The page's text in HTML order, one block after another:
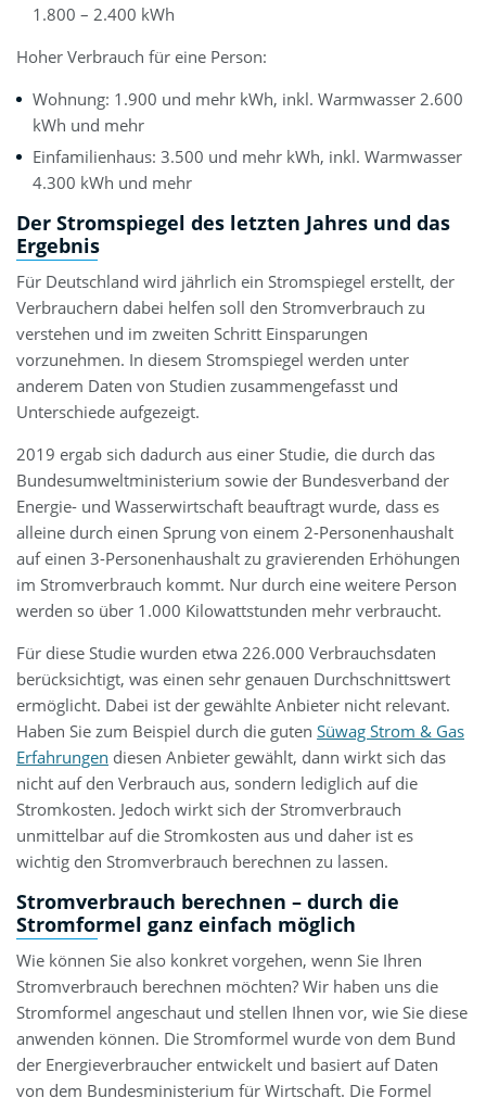
1.800 – 2.400 kWh
Hoher Verbrauch für eine Person:
Wohnung: 1.900 und mehr kWh, inkl. Warmwasser 2.600
kWh und mehr
Einfamilienhaus: 3.500 und mehr kWh, inkl. Warmwasser
4.300 kWh und mehr
Der Stromspiegel des letzten Jahres und das
Ergebnis
Für Deutschland wird jährlich ein Stromspiegel erstellt, der
Verbrauchern dabei helfen soll den Stromverbrauch zu
verstehen und im zweiten Schritt Einsparungen
vorzunehmen. In diesem Stromspiegel werden unter
anderem Daten von Studien zusammengefasst und
Unterschiede aufgezeigt.
2019 ergab sich dadurch aus einer Studie, die durch das
Bundesumweltministerium sowie der Bundesverband der
Energie- und Wasserwirtschaft beauftragt wurde, dass es
alleine durch einen Sprung von einem 2-Personenhaushalt
auf einen 3-Personenhaushalt zu gravierenden Erhöhungen
im Stromverbrauch kommt. Nur durch eine weitere Person
werden so über 1.000 Kilowattstunden mehr verbraucht.
Für diese Studie wurden etwa 226.000 Verbrauchsdaten
berücksichtigt, was einen sehr genauen Durchschnittswert
ermöglicht. Dabei ist der gewählte Anbieter nicht relevant.
Haben Sie zum Beispiel durch die guten Süwag Strom & Gas
Erfahrungen diesen Anbieter gewählt, dann wirkt sich das
nicht auf den Verbrauch aus, sondern lediglich auf die
Stromkosten. Jedoch wirkt sich der Stromverbrauch
unmittelbar auf die Stromkosten aus und daher ist es
wichtig den Stromverbrauch berechnen zu lassen.
Stromverbrauch berechnen – durch die
Stromformel ganz einfach möglich
Wie können Sie also konkret vorgehen, wenn Sie Ihren
Stromverbrauch berechnen möchten? Wir haben uns die
Stromformel angeschaut und stellen Ihnen vor, wie Sie diese
anwenden können. Die Stromformel wurde von dem Bund
der Energieverbraucher entwickelt und basiert auf Daten
von dem Bundesministerium für Wirtschaft. Die Formel